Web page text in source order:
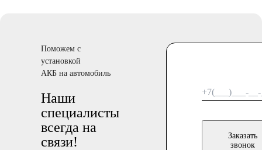
Поможем с
установкой
АКБ на автомобиль
Наши
специалисты
всегда на
связи!
Заказать
звонок